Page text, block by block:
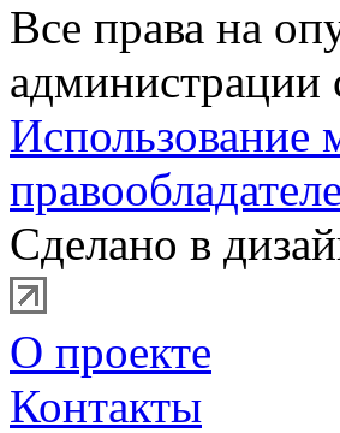
Все права на
администрации
Использование
Сделано в
О проекте
Контакты